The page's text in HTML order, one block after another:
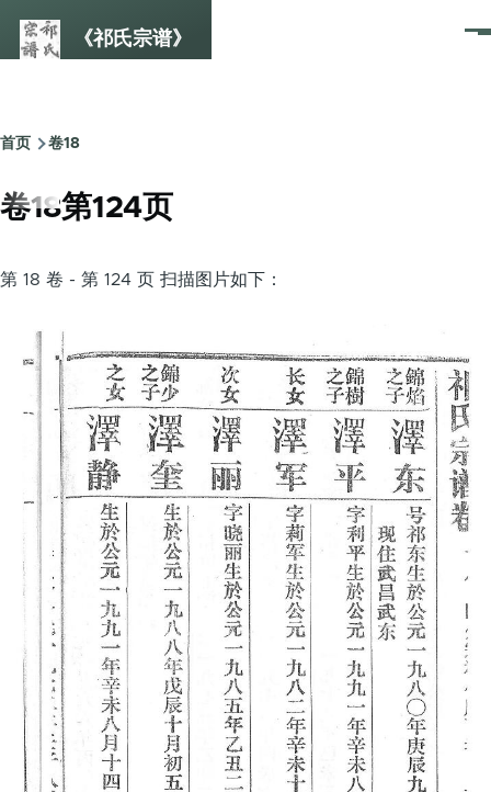
《祁氏宗谱》
菜
面
包
屑
首页 卷18
卷18第124页
第 18 卷 - 第 124 页 扫描图片如下：